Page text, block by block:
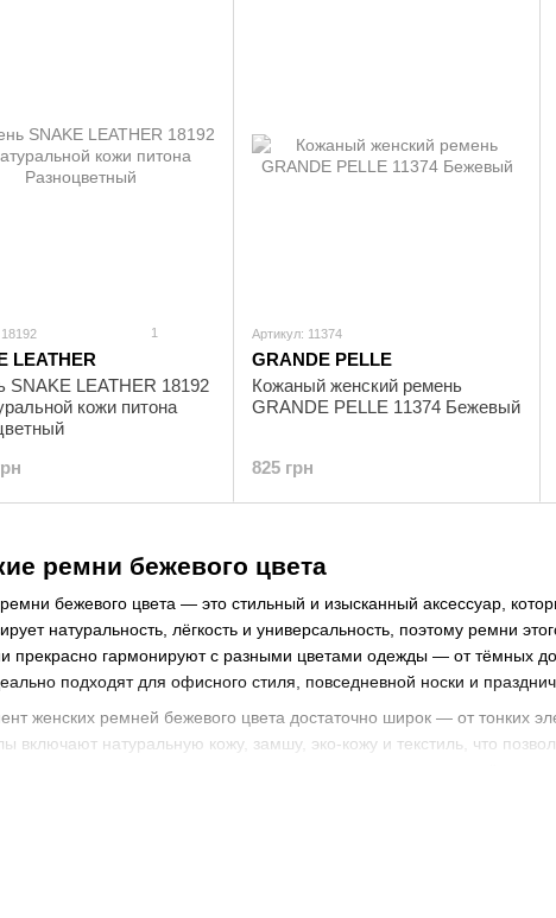
ремни бежевого цвета
бежевого цвета — это стильный и изысканный аксессуар,
натуральность, лёгкость и универсальность, поэтому ремни
прекрасно гармонируют с разными цветами одежды — от тёмных
подходят для офисного стиля, повседневной носки и
женских ремней бежевого цвета достаточно широк — от тонких
включают натуральную кожу, замшу, эко-кожу и текстиль, что
1
LEATHER
SNAKE LEATHER 18192
кожи питона
Артикул: 11374
GRANDE PELLE
Кожаный женский ремень
GRANDE PELLE 11374 Бежевый
825 грн